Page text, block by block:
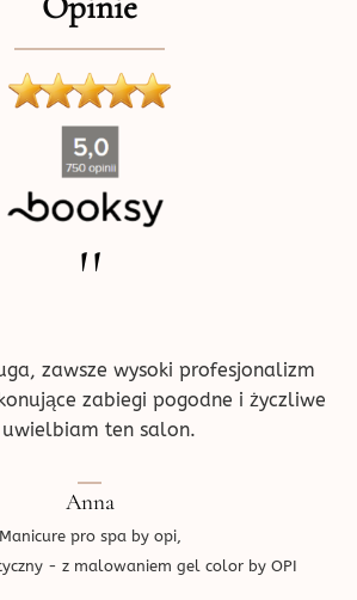
''
zawsze wysoki profesjonalizm
zabiegi pogodne i życzliwe
ten salon.
Anna
Manicure pro spa by opi,
- z malowaniem gel color by OPI